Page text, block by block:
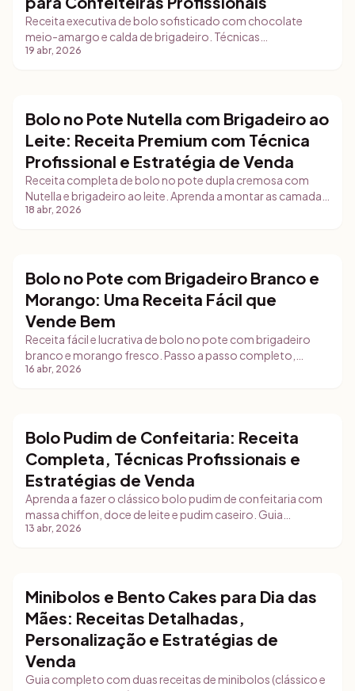
Receita executiva de bolo sofisticado com chocolate
meio-amargo e calda de brigadeiro. Técnicas
profissionais, precificação com Gestly e estratégias de
19 abr, 2026
Bolos
Bolo no Pote Nutella com Brigadeiro ao
Leite: Receita Premium com Técnica
Profissional e Estratégia de Venda
Receita completa de bolo no pote dupla cremosa com
Nutella e brigadeiro ao leite. Aprenda a montar as camadas
perfeitas, técnicas de armazenamento, fotografia para
18 abr, 2026
Bolos
Bolo no Pote com Brigadeiro Branco e
Morango: Uma Receita Fácil que
Vende Bem
Receita fácil e lucrativa de bolo no pote com brigadeiro
branco e morango fresco. Passo a passo completo,
técnicas de seleção de frutas e food styling.
16 abr, 2026
Bolos
Bolo Pudim de Confeitaria: Receita
Completa, Técnicas Profissionais e
Estratégias de Venda
Aprenda a fazer o clássico bolo pudim de confeitaria com
massa chiffon, doce de leite e pudim caseiro. Guia
completo com receita em gramas, técnicas de
13 abr, 2026
Bolos
Minibolos e Bento Cakes para Dia das
Mães: Receitas Detalhadas,
Personalização e Estratégias de
Venda
Guia completo com duas receitas de minibolos (clássico e